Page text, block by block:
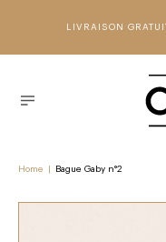
LIVRAISON
Home Bague Gaby n°2